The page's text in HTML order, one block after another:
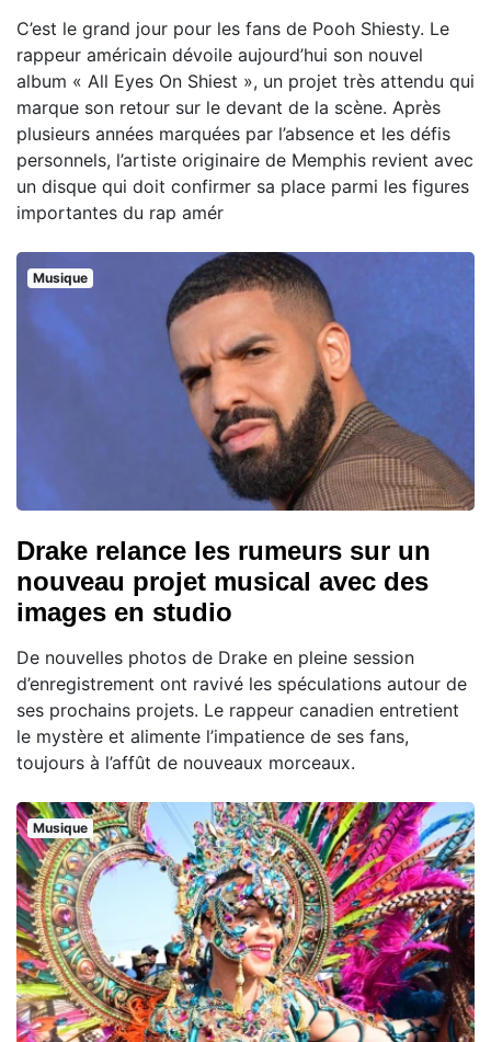
C’est le grand jour pour les fans de Pooh Shiesty. Le
rappeur américain dévoile aujourd’hui son nouvel
album « All Eyes On Shiest », un projet très attendu qui
marque son retour sur le devant de la scène. Après
plusieurs années marquées par l’absence et les défis
personnels, l’artiste originaire de Memphis revient avec
un disque qui doit confirmer sa place parmi les figures
importantes du rap amér
Musique
Drake relance les rumeurs sur un
nouveau projet musical avec des
images en studio
De nouvelles photos de Drake en pleine session
d’enregistrement ont ravivé les spéculations autour de
ses prochains projets. Le rappeur canadien entretient
le mystère et alimente l’impatience de ses fans,
toujours à l’affût de nouveaux morceaux.
Musique